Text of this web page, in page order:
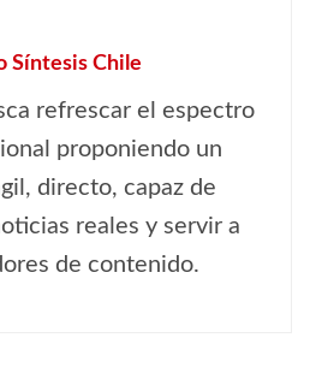
Síntesis Chile
refrescar el espectro
proponiendo un
directo, capaz de
reales y servir a
de contenido.